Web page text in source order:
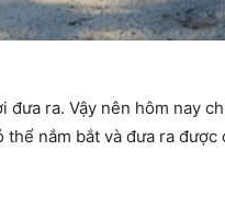
đưa ra. Vậy nên hôm nay
nắm bắt và đưa ra được